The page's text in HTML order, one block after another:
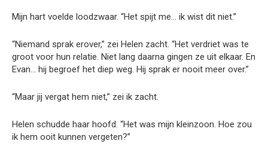
Mijn hart voelde loodzwaar. “Het spijt me… ik wist dit niet.”
“Niemand sprak erover,” zei Helen zacht. “Het verdriet was te
groot voor hun relatie. Niet lang daarna gingen ze uit elkaar. En
Evan… hij begroef het diep weg. Hij sprak er nooit meer over.”
“Maar jij vergat hem niet,” zei ik zacht.
Helen schudde haar hoofd. “Het was mijn kleinzoon. Hoe zou
ik hem ooit kunnen vergeten?”